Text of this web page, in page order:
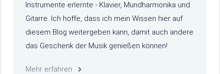
Instrumente erlernte - Klavier, Mundharmonika und
Gitarre. Ich hoffe, dass ich mein Wissen hier auf
diesem Blog weitergeben kann, damit auch andere
das Geschenk der Musik genießen können!
Mehr erfahren